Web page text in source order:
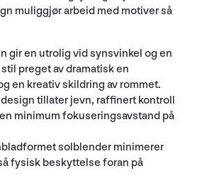
muliggjør arbeid med motiver så
gir en utrolig vid synsvinkel og en
preget av dramatisk en
en kreativ skildring av rommet.
tillater jevn, raffinert kontroll
minimum fokuseringsavstand på
solblender minimerer
fysisk beskyttelse foran på